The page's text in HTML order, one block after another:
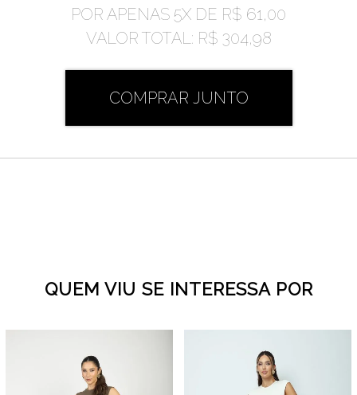
POR APENAS 5X DE R$ 61,00
VALOR TOTAL: R$ 304,98
COMPRAR JUNTO
QUEM VIU SE INTERESSA POR